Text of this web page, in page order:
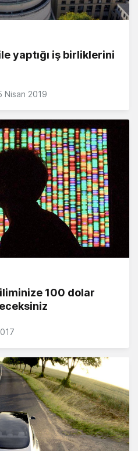
yaptığı iş birliklerini
Nisan 2019
100 dolar